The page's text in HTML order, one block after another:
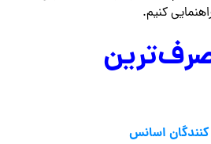
کنیم.
اسانس